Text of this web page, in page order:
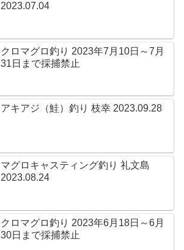
2023.07.04
クロマグロ釣り 2023年7月10日～7月
31日まで採捕禁止
アキアジ（鮭）釣り 枝幸 2023.09.28
マグロキャスティング釣り 礼文島
2023.08.24
クロマグロ釣り 2023年6月18日～6月
30日まで採捕禁止